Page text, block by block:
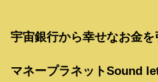
宇宙銀行から幸せなお金を
マネープラネットSound